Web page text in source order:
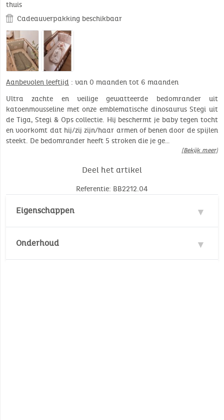
thuis
Cadeauverpakking beschikbaar
Aanbevolen leeftijd : van 0 maanden tot 6 maanden
Ultra zachte en veilige gewatteerde bedomrander uit
katoenmousseline met onze emblematische dinosaurus Stegi uit
de Tiga, Stegi & Ops collectie. Hij beschermt je baby tegen tocht
en voorkomt dat hij/zij zijn/haar armen of benen door de spijlen
steekt. De bedomrander heeft 5 stroken die je ge…
[Bekijk meer]
Deel het artikel
Referentie: BB2212.04
Eigenschappen
Onderhoud